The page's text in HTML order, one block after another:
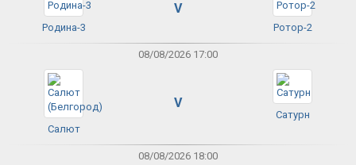
Родина-3
V
Ротор-2
08/08/2026 17:00
Салют
V
Сатурн
08/08/2026 18:00